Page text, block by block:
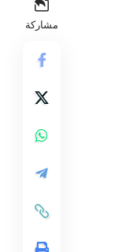
مشاركة